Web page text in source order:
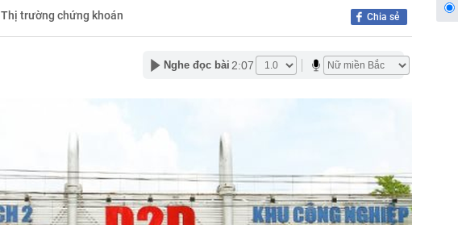
ngân hàng làm việc
Vì sao thẻ ngân hàng lại có hình chữ nhật bo tròn 4 góc?
Lãnh án tù vì nhận tiền chuyển nhầm nhưng không trả
VPBank "cảnh báo đỏ" về rủi ro lừa đảo gắn mác "vé nội bộ"
Tịch thu 65,5 tỷ đồng tiền mặt và loạt thiết bị bí mật trong một căn hộ
Hãng xe của tỷ phú Phạm Nhật Vượng cán mốc 60 đại lý tại quốc gia
1,4 tỷ dân
Thị trường chứng khoán Chia sẻ
Nghe đọc bài 2:07